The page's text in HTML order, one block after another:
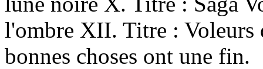
l'ombre XII. Titre : Voleurs
bonnes choses ont une fin.